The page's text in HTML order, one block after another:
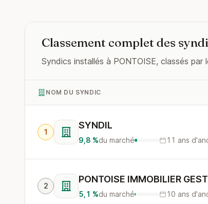
Classement complet des
Syndics installés à PONTOISE, classés
NOM DU SYNDIC
1
SYNDIL
9,8 %du marché 11 ans
2
PONTOISE IMMOBILIER
5,1 %du marché 10 ans